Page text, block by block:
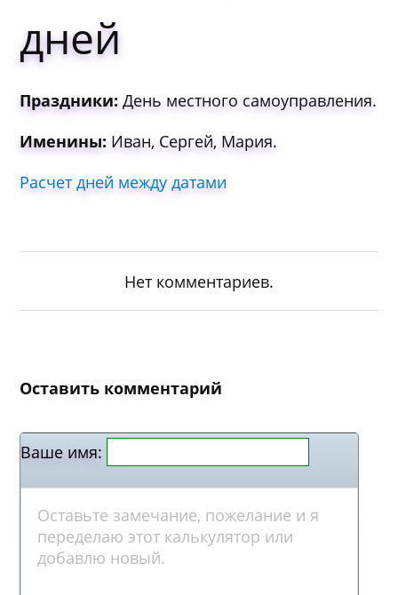
дней
Праздники: День местного самоуправления.
Именины: Иван, Сергей, Мария.
Расчет дней между датами
Нет комментариев.
Оставить комментарий
Ваше имя: